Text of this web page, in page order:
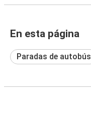
En esta página
Paradas de autobús